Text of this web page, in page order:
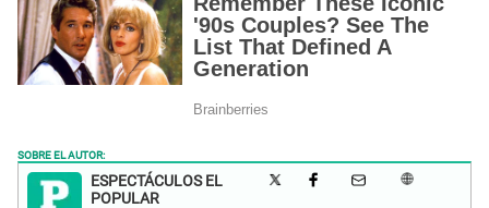
SOBRE EL AUTOR:
ESPECTÁCULOS EL
POPULAR